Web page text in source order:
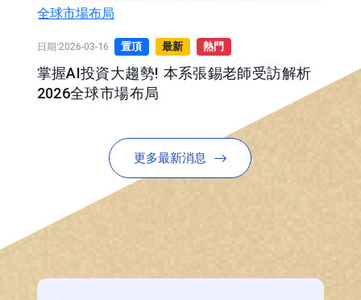
日期:2026-03-16 置頂 最新 熱門
掌握AI投資大趨勢! 本系張錫老師受訪解析
2026全球市場布局
更多最新消息